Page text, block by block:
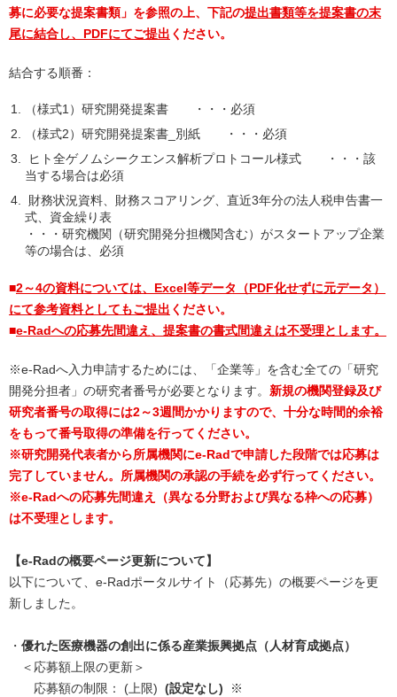
募に必要な提案書類」を参照の上、下記の提出書類等を提案書の末
尾に結合し、PDFにてご提出 ください。
結合する順番：
（様式1）研究開発提案書 ・・・必須
（様式2）研究開発提案書_別紙 ・・・必須
ヒト全ゲノムシークエンス解析プロトコール様式 ・・・該
当する場合は必須
財務状況資料、財務スコアリング、直近3年分の法人税申告書一
式、資金繰り表
・・・研究機関（研究開発分担機関含む）がスタートアップ企業
等の場合は、必須
■2～4の資料については、Excel等データ（PDF化せずに元データ）
にて参考資料としてもご提出 ください。
■e-Radへの応募先間違え、提案書の書式間違えは不受理とします。
※e-Radへ入力申請するためには、「企業等」を含む全ての「研究
開発分担者」の研究者番号が必要となります。 新規の機関登録及び
研究者番号の取得には2～3週間かかりますので、十分な時間的余裕
をもって番号取得の準備を行ってください。
※研究開発代表者から所属機関にe-Radで申請した段階では応募は
完了していません。所属機関の承認の手続を必ず行ってください。
※e-Radへの応募先間違え（異なる分野および異なる枠への応募）
は不受理とします。
【e-Radの概要ページ更新について】
以下について、e-Radポータルサイト（応募先）の概要ページを更
新しました。
・ 優れた医療機器の創出に係る産業振興拠点（人材育成拠点）
＜応募額上限の更新＞
応募額の制限： (上限) (設定なし) ※